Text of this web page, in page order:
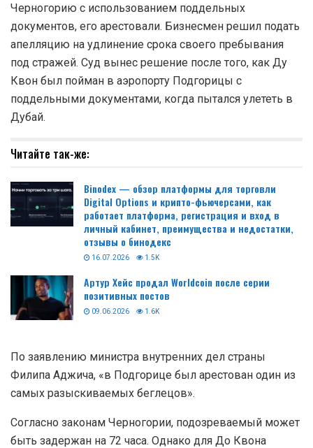
Черногорию с использованием поддельных
документов, его арестовали. Бизнесмен решил подать
апелляцию на удлинение срока своего пребывания
под стражей. Суд вынес решение после того, как Ду
Квон был пойман в аэропорту Подгорицы с
поддельными документами, когда пытался улететь в
Дубай.
Читайте так-же:
Binodex — обзор платформы для торговли
Digital Options и крипто-фьючерсами, как
работает платформа, регистрация и вход в
личный кабинет, преимущества и недостатки,
отзывы о бинодекс
16.07.2026 1.5K
Артур Хейс продал Worldcoin после серии
позитивных постов
09.06.2026 1.6K
По заявлению министра внутренних дел страны
Филипа Аджича, «в Подгорице был арестован один из
самых разыскиваемых беглецов».
Согласно законам Черногории, подозреваемый может
быть задержан на 72 часа. Однако для До Квона